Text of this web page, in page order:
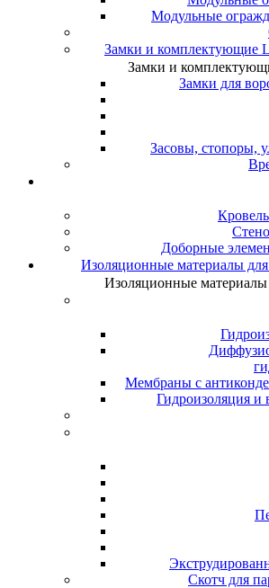
Модульные
Замки и комплектующие
Замки и
Замки для
Засовы, стопоры,
Доборные
Изоляционные материалы
Изоляционные материалы
Мембраны с
Гидроизоляция и
Скотч для